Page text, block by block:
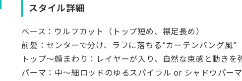
スタイル詳細
ベース：ウルフカット（トップ短め、襟足長め）
前髪：センターで分け、ラフに落ちる“カーテンバング風”
トップ〜顔まわり：レイヤーが入り、自然な束感と動きを
パーマ：中〜細ロッドのゆるスパイラル or シャドウパー